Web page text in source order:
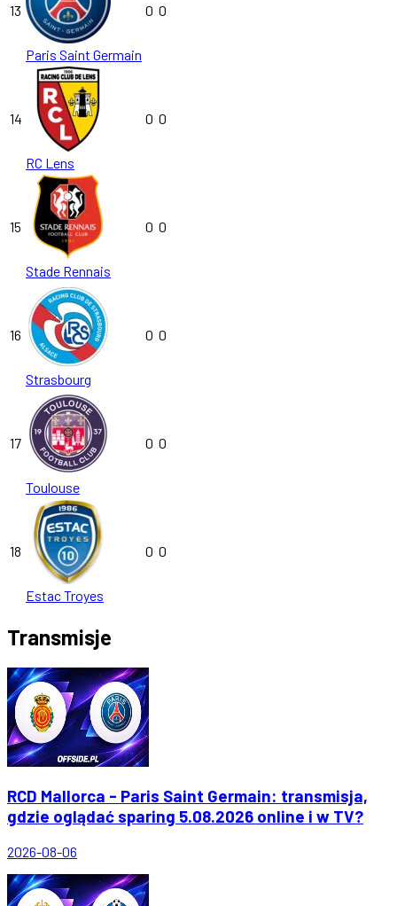
13
Paris Saint Germain
0 0
14
RC Lens
0 0
15
Stade Rennais
0 0
16
Strasbourg
0 0
17
Toulouse
0 0
18
Estac Troyes
0 0
Transmisje
RCD Mallorca - Paris Saint Germain: transmisja,
gdzie oglądać sparing 5.08.2026 online i w TV?
2026-08-06